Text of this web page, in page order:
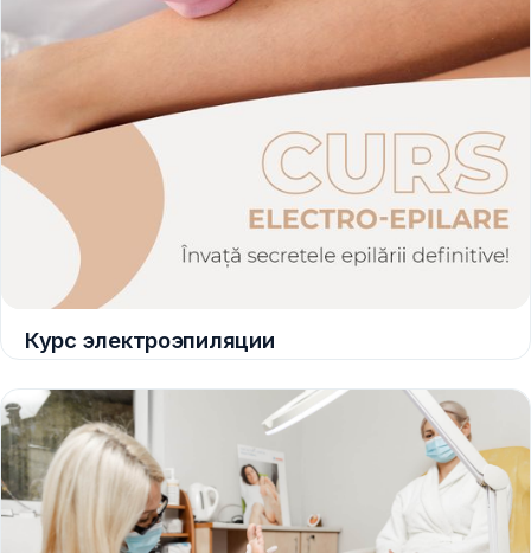
Курс электроэпиляции